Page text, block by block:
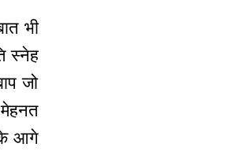
भी
स्नेह
जो
आगे